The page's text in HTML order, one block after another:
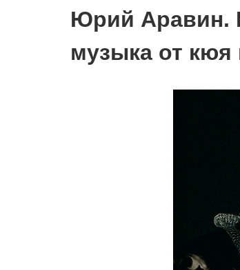
Юрий Аравин.
музыка от